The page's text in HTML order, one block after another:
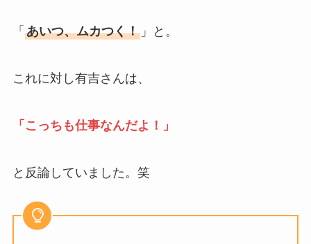
「 あいつ、ムカつく！」と。
これに対し有吉さんは、
「こっちも仕事なんだよ！」
と反論していました。笑